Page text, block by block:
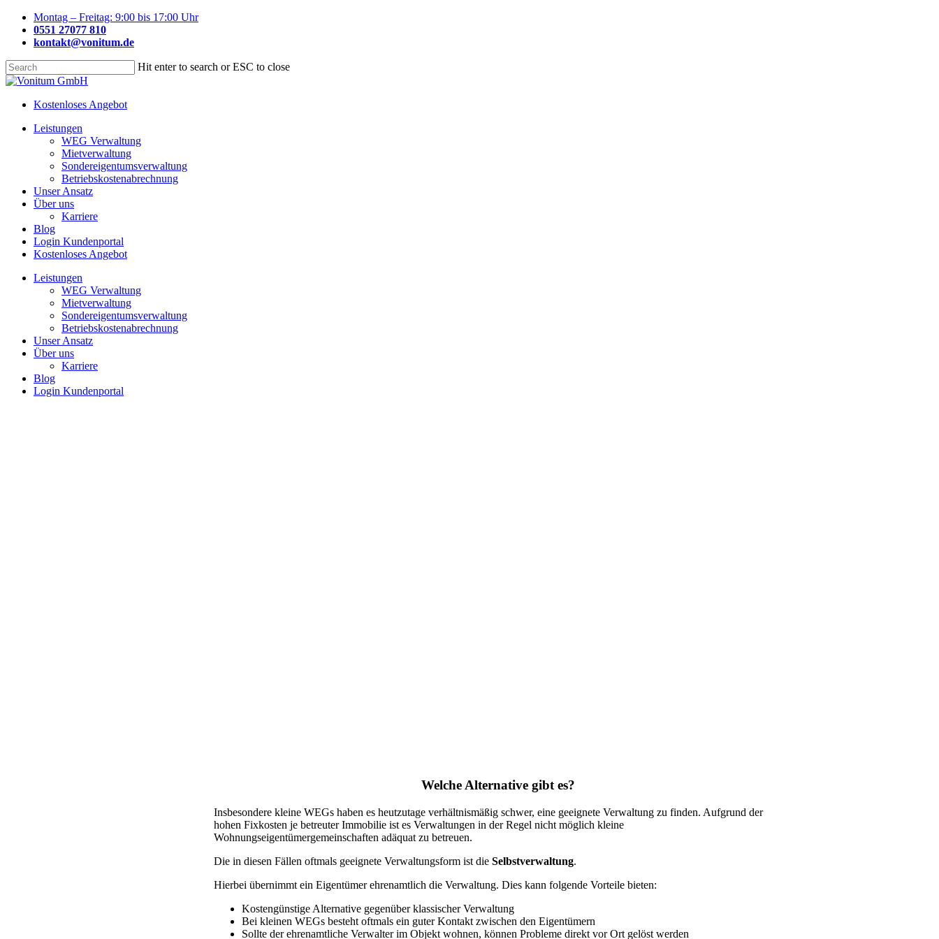
Skip
main
Montag – Freitag: 9:00 bis 17:00 Uhr
0551 27077 810
kontakt@vonitum.de
Hit enter to search or ESC to close
Close
Kostenloses Angebot
Menu
Leistungen
WEG Verwaltung
Mietverwaltung
Sondereigentumsverwaltung
Betriebskostenabrechnung
Unser Ansatz
Über uns
Karriere
Blog
Login Kundenportal
Kostenloses Angebot
Leistungen
WEG Verwaltung
Mietverwaltung
Sondereigentumsverwaltung
Betriebskostenabrechnung
Unser Ansatz
Über uns
Karriere
Blog
Login Kundenportal
Welche Alternative gibt es?
Insbesondere kleine WEGs haben es heutzutage verhältnismäßig schwer, eine geeignete Verwaltung zu finden. Aufgrund der
hohen Fixkosten je betreuter Immobilie ist es Verwaltungen in der Regel nicht möglich kleine
Wohnungseigentümergemeinschaften adäquat zu betreuen.
Die in diesen Fällen oftmals geeignete Verwaltungsform ist dieSelbstverwaltung.
Hierbei übernimmt ein Eigentümer ehrenamtlich die Verwaltung. Dies kann folgende Vorteile bieten:
Kostengünstige Alternative gegenüber klassischer Verwaltung
Bei kleinen WEGs besteht oftmals ein guter Kontakt zwischen den Eigentümern
Sollte der ehrenamtliche Verwalter im Objekt wohnen, können Probleme direkt vor Ort gelöst werden